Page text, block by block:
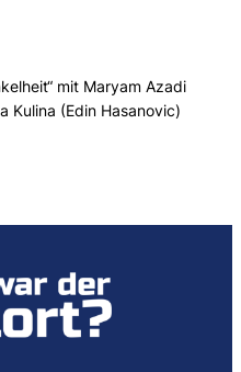
mit Maryam Azadi
Kulina (Edin Hasanovic)